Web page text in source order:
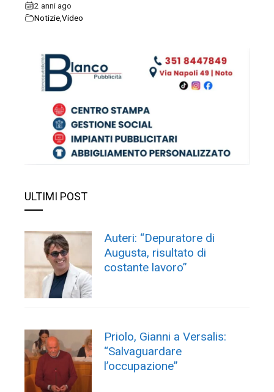
2 anni ago
NotizieVideo
ULTIMI POST
Auteri: “Depuratore di
Augusta, risultato di
costante lavoro”
Priolo, Gianni a Versalis:
“Salvaguardare
l’occupazione”